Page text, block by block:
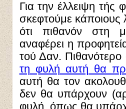
Για την έλλειψη
σκεφτούμε κάποιους
ότι πιθανόν στη
αναφέρει η
τού Δαν. Πιθανότερο
τη φυλή αυτή θα
αυτή θα τον
δεν θα υπάρχουν
φυλή, όπως θα